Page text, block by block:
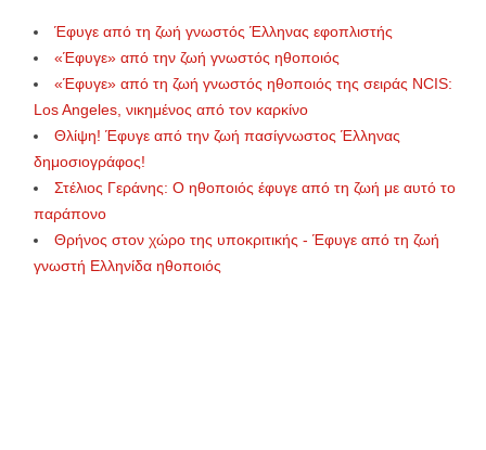
Έφυγε από τη ζωή γνωστός Έλληνας εφοπλιστής
«Έφυγε» από την ζωή γνωστός ηθοποιός
«Έφυγε» από τη ζωή γνωστός ηθοποιός της σειράς NCIS:
Los Angeles, νικημένος από τον καρκίνο
Θλίψη! Έφυγε από την ζωή πασίγνωστος Έλληνας
δημοσιογράφος!
Στέλιος Γεράνης: Ο ηθοποιός έφυγε από τη ζωή με αυτό το
παράπονο
Θρήνος στον χώρο της υποκριτικής - Έφυγε από τη ζωή
γνωστή Ελληνίδα ηθοποιός